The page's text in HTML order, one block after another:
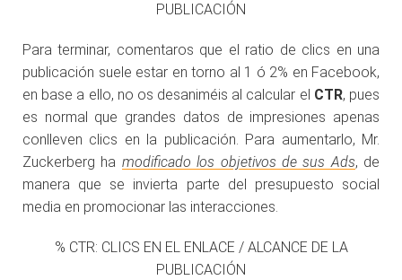
PUBLICACIÓN
Para terminar, comentaros que el ratio de clics en una
publicación suele estar en torno al 1 ó 2% en Facebook,
en base a ello, no os desaniméis al calcular el CTR, pues
es normal que grandes datos de impresiones apenas
conlleven clics en la publicación. Para aumentarlo, Mr.
Zuckerberg ha modificado los objetivos de sus Ads, de
manera que se invierta parte del presupuesto social
media en promocionar las interacciones.
% CTR: CLICS EN EL ENLACE / ALCANCE DE LA
PUBLICACIÓN